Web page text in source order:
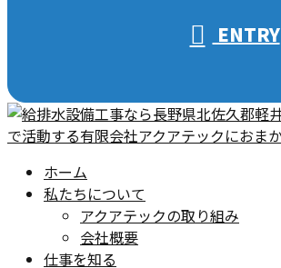
ENTRY
ホーム
私たちについて
アクアテックの取り組み
会社概要
仕事を知る